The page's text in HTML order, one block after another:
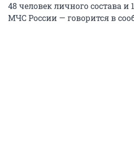
48 человек личного состава и
МЧС России — говорится в